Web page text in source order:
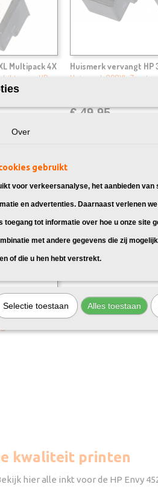
Multipack 4X
voor: HP
Huismerk vervangt HP
Huismerk 302XL
€ 49,95
Kleuren
kwaliteit printen
hier alle inkt voor de HP Envy
Over
gebruikt
voor verkeersanalyse, het aanbieden van
en advertenties. Daarnaast verlenen
tot informatie over hoe u onze site
met andere gegevens die zij
of die u hen hebt verstrekt.
Selectie toestaan Alles toestaan